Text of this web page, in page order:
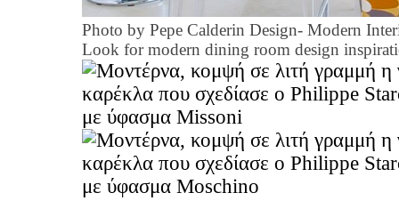
Photo by Pepe Calderin Design- Modern
Look for modern dining room design